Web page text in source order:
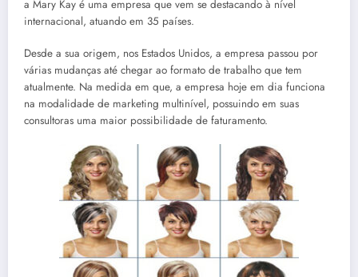
a Mary Kay é uma empresa que vem se destacando à nível
internacional, atuando em 35 países.
Desde a sua origem, nos Estados Unidos, a empresa passou por
várias mudanças até chegar ao formato de trabalho que tem
atualmente. Na medida em que, a empresa hoje em dia funciona
na modalidade de marketing multinível, possuindo em suas
consultoras uma maior possibilidade de faturamento.